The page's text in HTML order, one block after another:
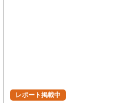
レポート掲載中